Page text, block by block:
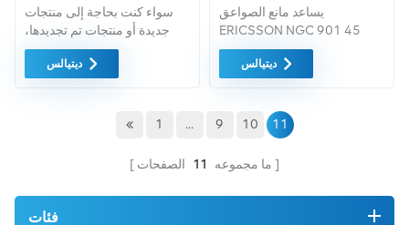
سواء كنت بحاجة إلى منتجات
جديدة أو منتجات تم تجديدها،
فإن الضمان الشامل هو المعيار.
فنحن نشتري فقط معدات
ديتيالس
يساعد مانع الصواعق
ERICSSON NGC 901 45
على منع تلف معدات نظام تحديد
المواقع العالمي (GPS) الناتج
حماية موثوقة من زيادة التيار
لضمان التشغيل المستمر
ديتيالس
1 ... 9 10 11
ما مجموعه 11 الصفحات
فئات